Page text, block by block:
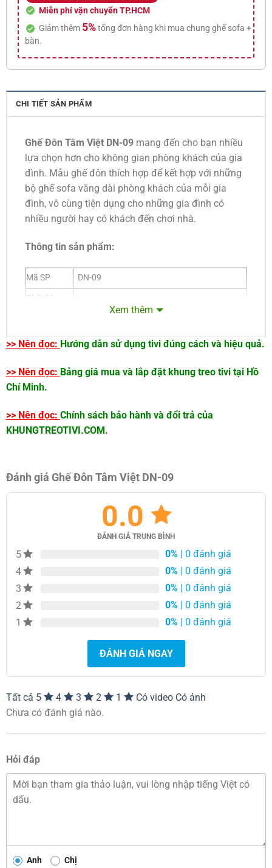
Miễn phí vận chuyển TP.HCM
Giảm thêm 5%tổng đơn hàng khi mua chung ghế sofa +
bàn.
CHI TIẾT SẢN PHẨM
Ghế Đôn Tâm Việt DN-09mang đến cho bạn nhiều
lựa chọn hơn cho không gian phòng khách của gia
đình. Mẫu ghế đôn thích hợp để kết hợp với những
bộ ghế sofa văng dài phòng khách của mỗi gia
đình, vô cùng tiện dụng cho những gia đình có
nhiều người hay có khách đến chơi nhà.
Thông tin sản phẩm:
Mã SP
DN-09
Chất liệu
Khung gỗ dầu đỏ siêu bền kết hợp nệm
mousse D40 theo tiêu chuẩn xuất khẩu.
Chất liệu
vải bọc
Nhung/ Nỉ/ Bố/ Da PU nhập khẩu …
Kích thước
D450 x R450 x C400 mm
Phong
Công trình
Hộ gia đình, cửa hàng
Ghế Đôn Tâm Việt DN-09
kế hiện đại mang lại sự sang trọng cho không gian
nhà bạn. Ghế được thiết kế đơn giản, các chi tiết
Xem thêm
>> Nên đọc: Hướng dẫn sử dụng tivi đúng cách và hiệu quả.
>> Nên đọc: Bảng giá mua và lắp đặt khung treo tivi tại Hồ
Chí Minh.
>> Nên đọc: Chính sách bảo hành và đổi trả của
KHUNGTREOTIVI.COM.
Đánh giá Ghế Đôn Tâm Việt DN-09
0.0
ĐÁNH GIÁ TRUNG BÌNH
5 0% | 0 đánh giá
4
0% | 0 đánh giá
3
0% | 0 đánh giá
2
0% | 0 đánh giá
1
0% | 0 đánh giá
ĐÁNH GIÁ NGAY
Tất cả 5 4 3 2 1 Có video Có ảnh
Chưa có đánh giá nào.
Hỏi đáp
Anh Chị